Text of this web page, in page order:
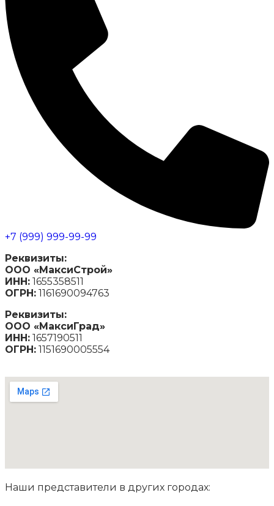
+7 (999) 999-99-99
Реквизиты:
ООО «МаксиСтрой»
ИНН: 1655358511
ОГРН: 1161690094763
Реквизиты:
ООО «МаксиГрад»
ИНН: 1657190511
ОГРН: 1151690005554
Наши представители в других городах: